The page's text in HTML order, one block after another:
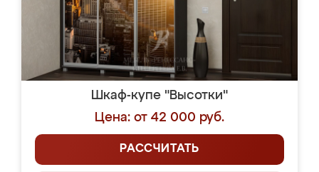
Шкаф-купе "Высотки"
Цена: от 42 000 руб.
РАССЧИТАТЬ